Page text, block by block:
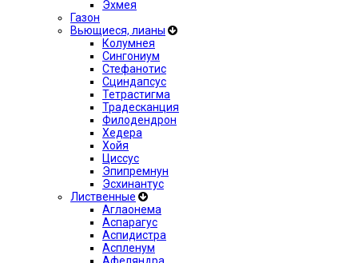
Эхмея
Газон
Вьющиеся, лианы
Колумнея
Сингониум
Стефанотис
Сциндапсус
Тетрастигма
Традесканция
Филодендрон
Хедера
Хойя
Циссус
Эпипремнун
Эсхинантус
Лиственные
Аглаонема
Аспарагус
Аспидистра
Аспленум